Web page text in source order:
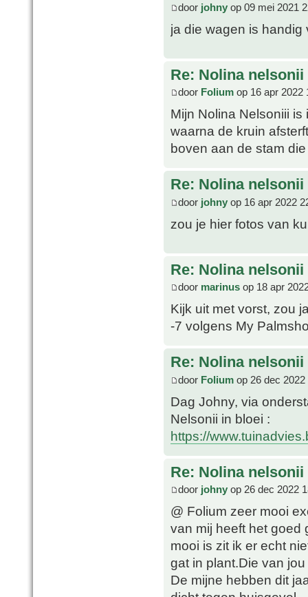
door johny op 09 mei 2021
ja die wagen is handig
Re: Nolina nelsonii
door Folium op 16 apr 2022
Mijn Nolina Nelsoniii
waarna de kruin
boven aan de stam
Re: Nolina nelsonii
door johny op 16 apr 2022
zou je hier fotos van
Re: Nolina nelsonii
door marinus op 18 apr
Kijk uit met vorst, zou
-7 volgens My
Re: Nolina nelsonii
door Folium op 26 dec 2022
Dag Johny, via
Nelsonii in bloei :
https://
Re: Nolina nelsonii
door johny op 26 dec 2022
@ Folium zeer mooi
van mij heeft het goed
mooi is zit ik er echt
gat in plant.Die van
De mijne hebben dit